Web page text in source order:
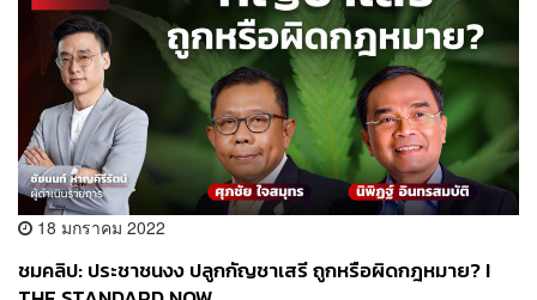
18 มกราคม 2022
ชมคลิป: ประชาชนงง ปลูกกัญชาเสรี ถูกหรือผิดกฎหมาย? I